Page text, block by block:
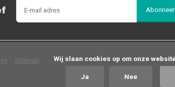
Abonneer
Sitemap
            Wij slaan cookies op om onze website te verbeteren. Is dat akkoord?
Ja Nee